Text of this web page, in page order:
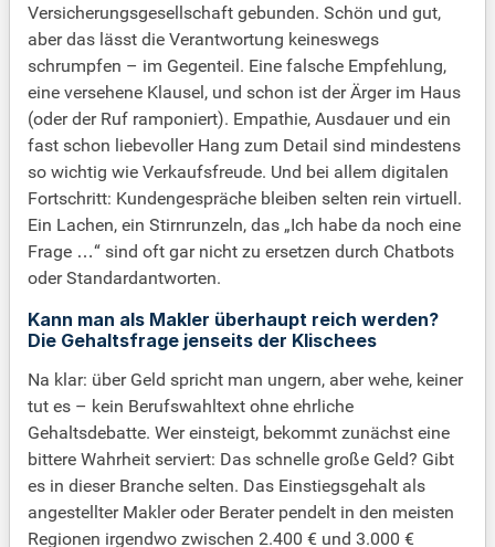
Versicherungsgesellschaft gebunden. Schön und gut,
aber das lässt die Verantwortung keineswegs
schrumpfen – im Gegenteil. Eine falsche Empfehlung,
eine versehene Klausel, und schon ist der Ärger im Haus
(oder der Ruf ramponiert). Empathie, Ausdauer und ein
fast schon liebevoller Hang zum Detail sind mindestens
so wichtig wie Verkaufsfreude. Und bei allem digitalen
Fortschritt: Kundengespräche bleiben selten rein virtuell.
Ein Lachen, ein Stirnrunzeln, das „Ich habe da noch eine
Frage …“ sind oft gar nicht zu ersetzen durch Chatbots
oder Standardantworten.
Kann man als Makler überhaupt reich werden?
Die Gehaltsfrage jenseits der Klischees
Na klar: über Geld spricht man ungern, aber wehe, keiner
tut es – kein Berufswahltext ohne ehrliche
Gehaltsdebatte. Wer einsteigt, bekommt zunächst eine
bittere Wahrheit serviert: Das schnelle große Geld? Gibt
es in dieser Branche selten. Das Einstiegsgehalt als
angestellter Makler oder Berater pendelt in den meisten
Regionen irgendwo zwischen 2.400 € und 3.000 €